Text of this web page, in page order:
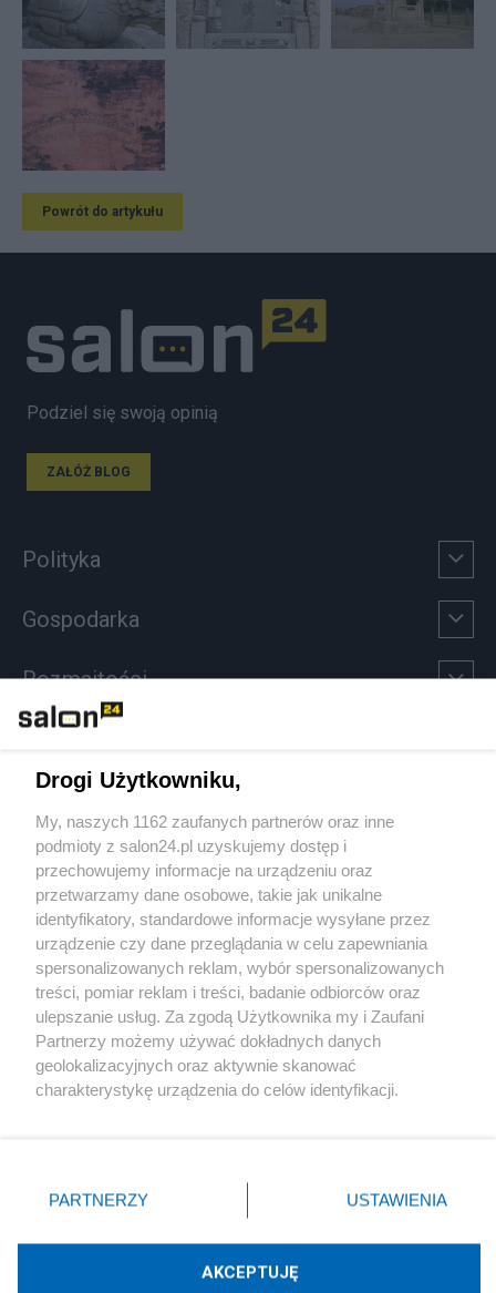
Powrót do artykułu
Podziel się swoją opinią
ZAŁÓŻ BLOG
Polityka
Gospodarka
Rozmaitości
Sport
Społeczeństwo
Kultura
X Facebook Instagram Youtube
Drogi Użytkowniku,
My, naszych 1162 zaufanych partnerów oraz inne
podmioty z salon24.pl uzyskujemy dostęp i
przechowujemy informacje na urządzeniu oraz
przetwarzamy dane osobowe, takie jak unikalne
identyfikatory, standardowe informacje wysyłane przez
urządzenie czy dane przeglądania w celu zapewniania
spersonalizowanych reklam, wybór spersonalizowanych
treści, pomiar reklam i treści, badanie odbiorców oraz
ulepszanie usług. Za zgodą Użytkownika my i Zaufani
Partnerzy możemy używać dokładnych danych
geolokalizacyjnych oraz aktywnie skanować
charakterystykę urządzenia do celów identyfikacji.
zmienić/wycofać klikając przycisk ustawień prywatności
znajdujący się w lewym dolnym rogu strony
rodzaje przetwarzania danych nie wymagają zgody
użytkownika, ale masz prawo sprzeciwić się takiemu
przetwarzaniu. Preferencje będą miały zastosowania tylko
PARTNERZY USTAWIENIA
AKCEPTUJĘ